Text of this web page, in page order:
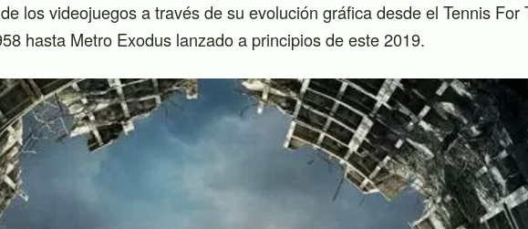
los videojuegos a través de su evolución gráfica desde el Tennis For
hasta Metro Exodus lanzado a principios de este 2019.